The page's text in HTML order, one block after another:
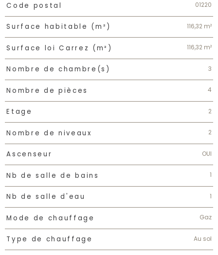
Caractéristiques Valeurs
Code postal 01220
Surface habitable (m²) 116,32 m²
Surface loi Carrez (m²) 116,32 m²
Nombre de chambre(s) 3
Nombre de pièces 4
Etage 2
Nombre de niveaux 2
Ascenseur OUI
Nb de salle de bains 1
Nb de salle d'eau 1
Mode de chauffage Gaz
Type de chauffage Au sol